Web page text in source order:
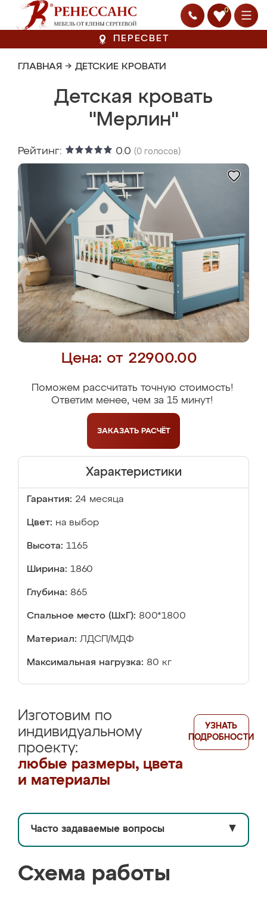
0
ПЕРЕСВЕТ
ГЛАВНАЯ → ДЕТСКИЕ КРОВАТИ
Детская кровать
"Мерлин"
Рейтинг: 0.0 (0 голосов)
Цена: от 22900.00
Поможем рассчитать точную стоимость!
Ответим менее, чем за 15 минут!
ЗАКАЗАТЬ РАСЧЁТ
Характеристики
Гарантия: 24 месяца
Цвет: на выбор
Высота: 1165
Ширина: 1860
Глубина: 865
Спальное место (ШхГ): 800*1800
Материал: ЛДСП/МДФ
Максимальная нагрузка: 80 кг
Изготовим по
индивидуальному
проекту:
любые размеры, цвета
и материалы
УЗНАТЬ
ПОДРОБНОСТИ
Часто задаваемые вопросы ▼
Схема работы